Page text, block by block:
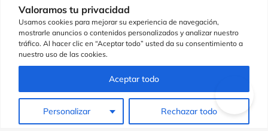
Valoramos tu privacidad
Usamos cookies para mejorar su experiencia de navegación,
mostrarle anuncios o contenidos personalizados y analizar nuestro
tráfico. Al hacer clic en “Aceptar todo” usted da su consentimiento a
nuestro uso de las cookies.
Personalizar Rechazar todo
Aceptar todo